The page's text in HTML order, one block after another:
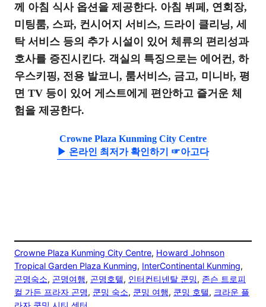
께 아침 식사 옵션을 제공한다. 아침 뷔페, 연회장,
미팅룸, 스파, 컨시어지 서비스, 드라이 클리닝, 세
탁 서비스 등의 추가 시설이 있어 체류의 편리성과
호사를 증진시킨다. 객실의 특징으로는 에어컨, 하
우스키핑, 전용 발코니, 룸서비스, 금고, 미니바, 평
면 TV 등이 있어 게스트에게 편안하고 즐거운 체
험을 제공한다.
Crowne Plaza Kunming City Centre
▶ 온라인 최저가 확인하기 ☞아고다
Crowne Plaza Kunming City Centre, Howard Johnson
Tropical Garden Plaza Kunming, InterContinental Kunming
곤명숙소, 곤명여행, 곤명호텔, 인터컨티넨탈 쿤밍, 존슨 트로피
컬 가든 프라자 곤명, 쿤밍 숙소, 쿤밍 여행, 쿤밍 호텔, 크라운 플
라자 쿤밍 시티 센터